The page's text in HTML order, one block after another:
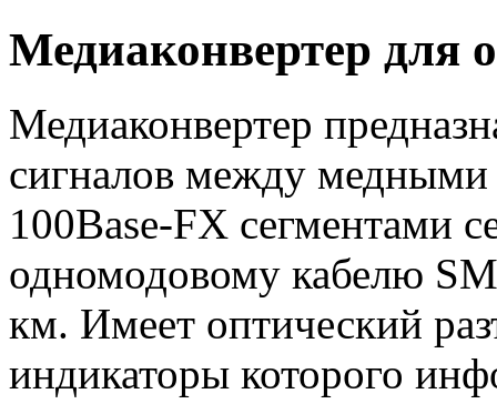
Медиаконвертер для
Медиаконвертер
сигналов между
100Base-FX сегментами
одномодовому кабелю
км. Имеет оптический
индикаторы которого